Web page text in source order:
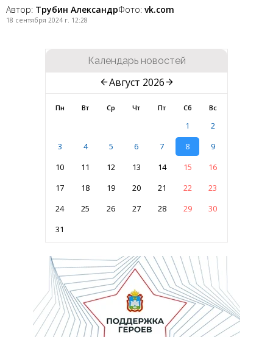
Автор: Трубин АлександрФото: vk.com
18 сентября 2024 г. 12:28
Календарь новостей
Август 2026
Пн Вт Ср Чт Пт Сб Вс
1
2
3
4 5 6 7 8
9
10
11 12 13 14 15
16
17
18 19 20 21 22
23
24
25 26 27 28 29
30
31